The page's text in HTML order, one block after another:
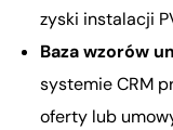
zyski instalacji
Baza wzorów
systemie CRM
oferty lub